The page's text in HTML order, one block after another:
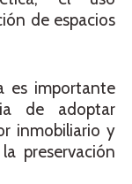
de espacios
es importante
de adoptar
inmobiliario y
preservación